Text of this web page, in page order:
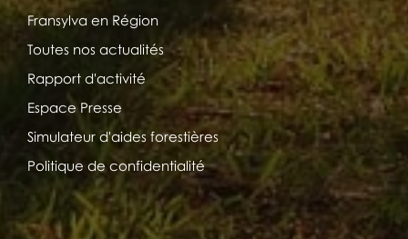
Fransylva en Région
Toutes nos actualités
Rapport d'activité
Espace Presse
Simulateur d'aides forestières
Politique de confidentialité